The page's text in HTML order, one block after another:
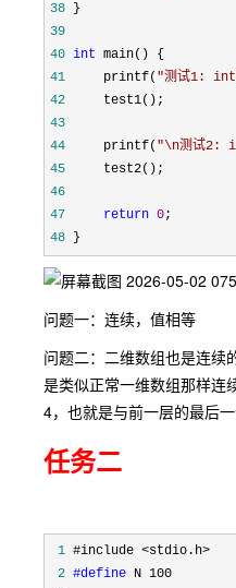
38
39
40 int
41
     printf(
"测试1: int
42
43
44
     printf(
"\n测试2:
45
46
47
return 0
48 }
问题一：连续，值相等
问题二：二维数组也是连续
是类似正常一维数组那样连
4，也就是与前一层的最后
任务二
1
2 #define